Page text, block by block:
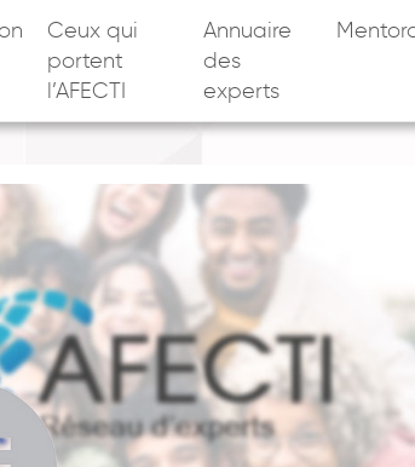
Ceux qui
portent
l’AFECTI
Annuaire
des
experts